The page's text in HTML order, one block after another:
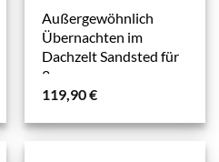
Außergewöhnlich
Übernachten im
Dachzelt Sandsted für
2
119,90€